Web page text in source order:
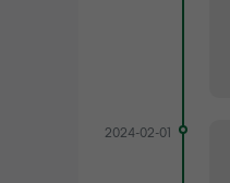
2024-02-01